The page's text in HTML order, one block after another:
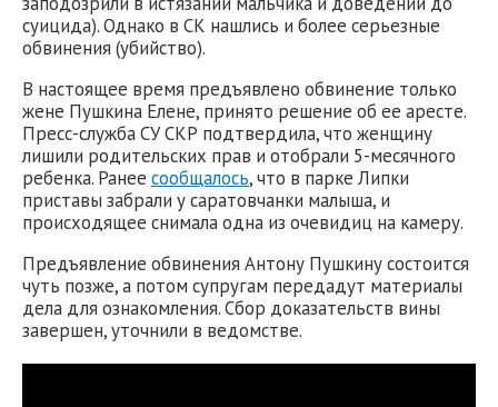
суицида). Однако в СК нашлись и более серьезные
обвинения (убийство).
В настоящее время предъявлено обвинение только
жене Пушкина Елене, принято решение об ее аресте.
Пресс-служба СУ СКР подтвердила, что женщину
лишили родительских прав и отобрали 5-месячного
ребенка. Ранее сообщалось, что в парке Липки
приставы забрали у саратовчанки малыша, и
происходящее снимала одна из очевидиц на камеру.
Предъявление обвинения Антону Пушкину состоится
чуть позже, а потом супругам передадут материалы
дела для ознакомления. Сбор доказательств вины
завершен, уточнили в ведомстве.